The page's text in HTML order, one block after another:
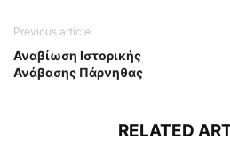
Previous article
Αναβίωση Ιστορικής
Ανάβασης Πάρνηθας
RELATED